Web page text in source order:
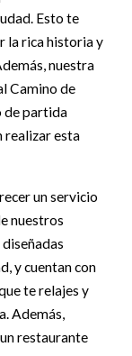
Esto te
la rica historia y
nuestra
Camino de
de partida
realizar esta
un servicio
nuestros
y cuentan con
te relajes y
Además,
restaurante